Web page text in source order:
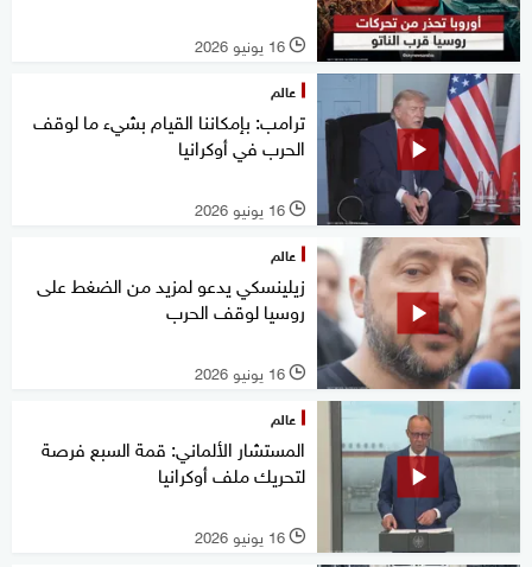
l 16 يونيو 2026
عالم
ترامب: بإمكاننا القيام بشيء ما لوقف
الحرب في أوكرانيا
l 16 يونيو 2026
عالم
زيلينسكي يدعو لمزيد من الضغط على
روسيا لوقف الحرب
l 16 يونيو 2026
عالم
المستشار الألماني: قمة السبع فرصة
لتحريك ملف أوكرانيا
l 16 يونيو 2026